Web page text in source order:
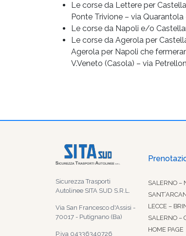
Le corse da Lettere per
Ponte Trivione – via
Le corse da Napoli e/o
Le corse da Agerola per
Agerola per Napoli che
V.Veneto (Casola) – via
Sicurezza Trasporti
Autolinee SITA SUD S.R.L.
Via San Francesco d'Assisi -
70017 - Putignano (Ba)
P.iva 04336340726
SALERNO –
LECCE –
SALERNO –
HOME PAGE